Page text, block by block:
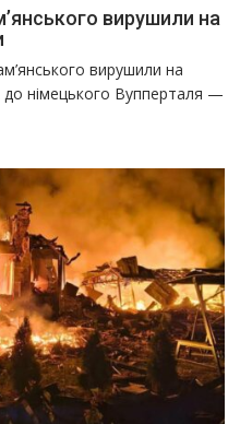
вирушили на
вирушили на
до німецького Вупперталя —